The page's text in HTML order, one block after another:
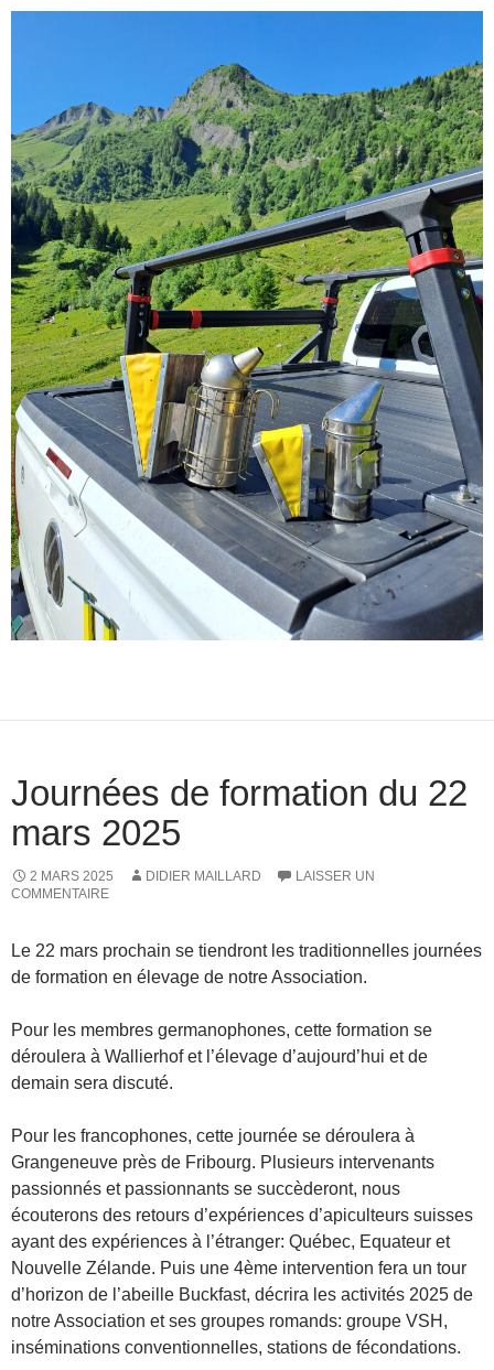
Journées de formation du 22
mars 2025
2 MARS 2025 DIDIER MAILLARD
LAISSER UN
COMMENTAIRE
Le 22 mars prochain se tiendront les traditionnelles journées
de formation en élevage de notre Association.
Pour les membres germanophones, cette formation se
déroulera à Wallierhof et l’élevage d’aujourd’hui et de
demain sera discuté.
Pour les francophones, cette journée se déroulera à
Grangeneuve près de Fribourg. Plusieurs intervenants
passionnés et passionnants se succèderont, nous
écouterons des retours d’expériences d’apiculteurs suisses
ayant des expériences à l’étranger: Québec, Equateur et
Nouvelle Zélande. Puis une 4ème intervention fera un tour
d’horizon de l’abeille Buckfast, décrira les activités 2025 de
notre Association et ses groupes romands: groupe VSH,
inséminations conventionnelles, stations de fécondations.